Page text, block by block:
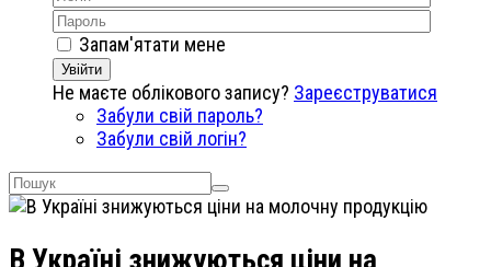
Запам'ятати мене
Увійти
Не маєте облікового запису? Зареєструватися
Забули свій пароль?
Забули свій логін?
В Україні знижуються ціни на